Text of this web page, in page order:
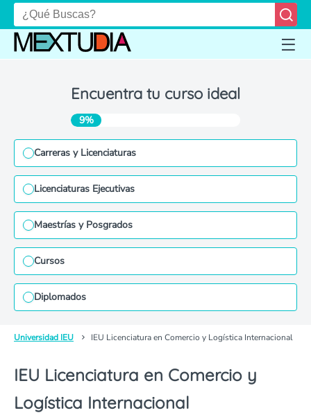
Encuentra tu curso ideal
9%
Carreras y Licenciaturas
Licenciaturas Ejecutivas
Maestrías y Posgrados
Cursos
Diplomados
Universidad IEU IEU Licenciatura en Comercio y Logística Internacional
IEU Licenciatura en Comercio y
Logística Internacional